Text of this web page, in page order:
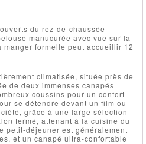
du rez-de-chaussée
manucurée avec vue sur la
formelle peut accueillir 12
climatisée, située près de
de deux immenses canapés
coussins pour un confort
se détendre devant un film ou
grâce à une large sélection
fermé, attenant à la cuisine du
petit-déjeuner est généralement
et un canapé ultra-confortable